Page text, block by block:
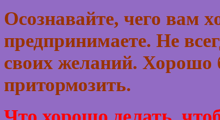
Осознавайте, чего вам
предпринимаете. Не
своих желаний. Хорошо
притормозить.